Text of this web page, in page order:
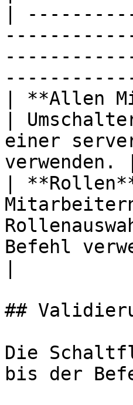
|
| **Allen
|
einer
verwenden. |
|
Befehl
##
Die
bis der